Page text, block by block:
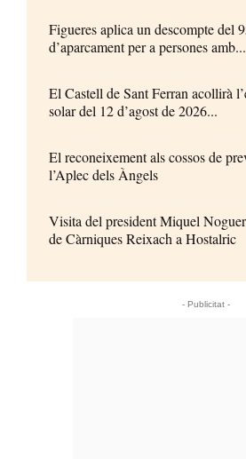
Figueres aplica un descompte del
d’aparcament per a persones amb...
El Castell de Sant Ferran acollirà
solar del 12 d’agost de 2026...
El reconeixement als cossos de
l’Aplec dels Àngels
Visita del president Miquel
de Càrniques Reixach a Hostalric
- Publicitat -